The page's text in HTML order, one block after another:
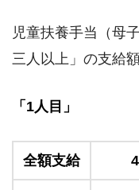
児童扶養手当（母
三人以上」の支給
「1人目」
全額支給